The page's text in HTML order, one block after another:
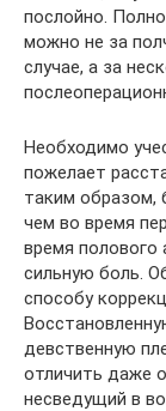
послойно.
можно не за
случае, а за
Необходимо
пожелает
таким образом,
чем во время
время полового
сильную боль.
способу
девственную
отличить даже
несведущий в